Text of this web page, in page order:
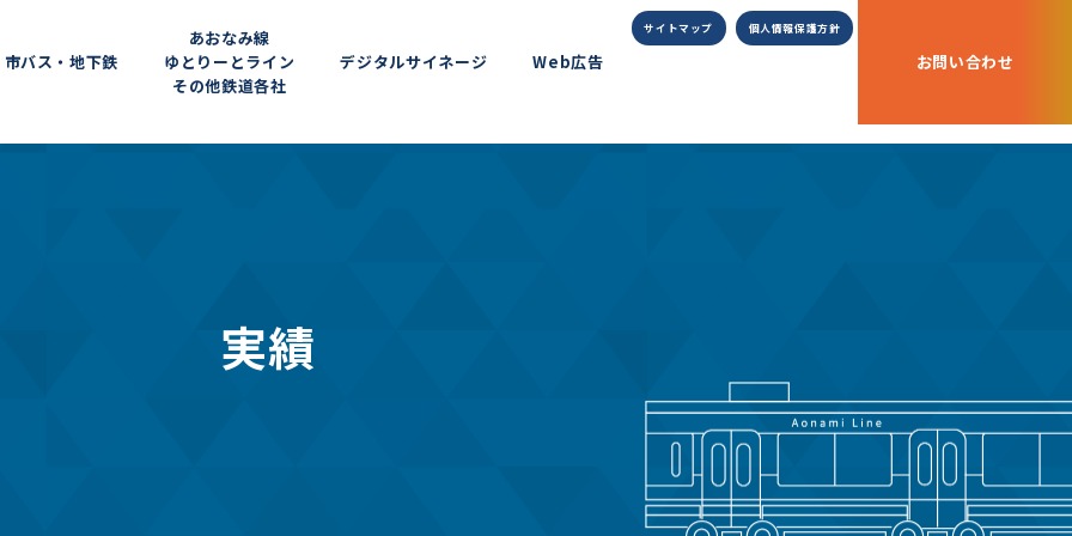
市バス・地下鉄
あおなみ線
ゆとりーとライン
その他鉄道各社
デジタルサイネージ Web広告
サイトマップ 個人情報保護方針
お問い合わせ
実績